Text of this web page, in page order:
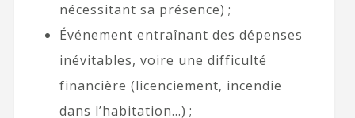
nécessitant sa présence) ;
Événement entraînant des dépenses
inévitables, voire une difficulté
financière (licenciement, incendie
dans l’habitation…) ;